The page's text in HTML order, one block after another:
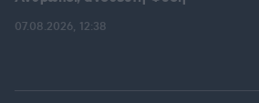
07.08.2026, 12:38